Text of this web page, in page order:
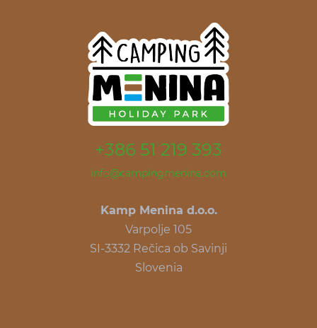
+386 51 219 393
info@campingmenina.com
Kamp Menina d.o.o.
Varpolje 105
SI-3332 Rečica ob Savinji
Slovenia